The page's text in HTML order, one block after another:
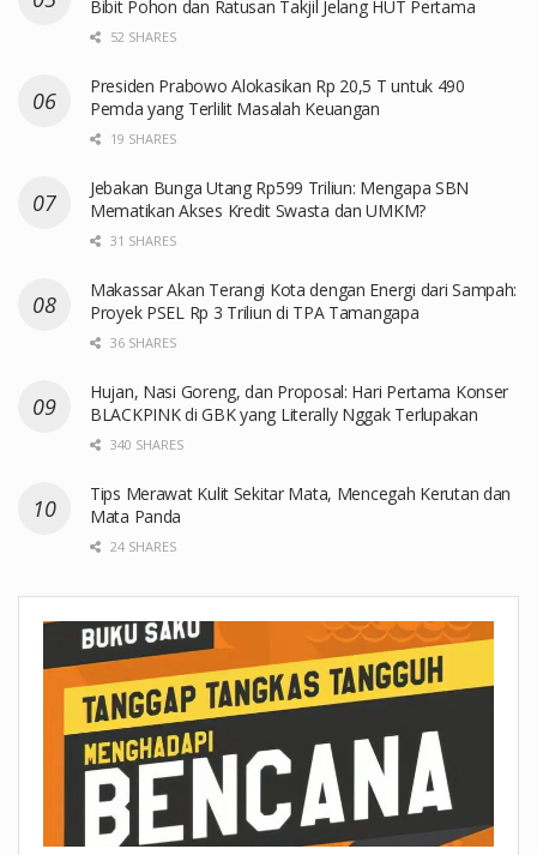
Bibit Pohon dan Ratusan Takjil Jelang HUT Pertama
52 SHARES
Presiden Prabowo Alokasikan Rp 20,5 T untuk 490
Pemda yang Terlilit Masalah Keuangan
19 SHARES
Jebakan Bunga Utang Rp599 Triliun: Mengapa SBN
Mematikan Akses Kredit Swasta dan UMKM?
31 SHARES
Makassar Akan Terangi Kota dengan Energi dari Sampah:
Proyek PSEL Rp 3 Triliun di TPA Tamangapa
36 SHARES
Hujan, Nasi Goreng, dan Proposal: Hari Pertama Konser
BLACKPINK di GBK yang Literally Nggak Terlupakan
340 SHARES
Tips Merawat Kulit Sekitar Mata, Mencegah Kerutan dan
Mata Panda
24 SHARES